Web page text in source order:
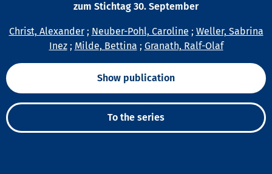
zum Stichtag 30. September
Christ, Alexander; Neuber-Pohl, Caroline ; Weller, Sabrina
Inez; Milde, Bettina ; Granath, Ralf-Olaf
Show publication
To the series